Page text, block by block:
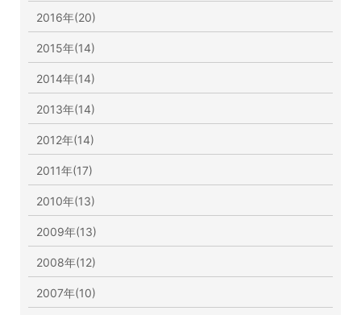
2016年(20)
2015年(14)
2014年(14)
2013年(14)
2012年(14)
2011年(17)
2010年(13)
2009年(13)
2008年(12)
2007年(10)